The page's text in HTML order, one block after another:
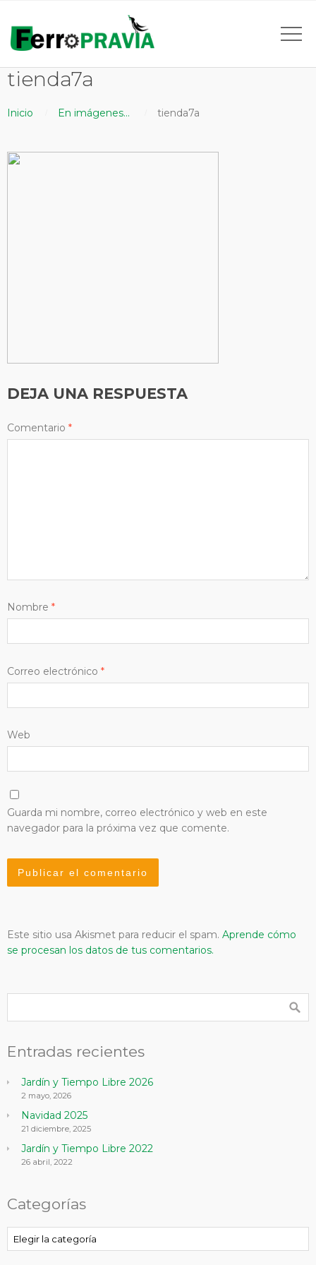
tienda7a
Inicio En imágenes… tienda7a
DEJA UNA RESPUESTA
Comentario *
Nombre *
Correo electrónico *
Web
Guarda mi nombre, correo electrónico y web en este
navegador para la próxima vez que comente.
Este sitio usa Akismet para reducir el spam. Aprende cómo
se procesan los datos de tus comentarios.
Entradas recientes
Jardín y Tiempo Libre 2026
2 mayo, 2026
Navidad 2025
21 diciembre, 2025
Jardín y Tiempo Libre 2022
26 abril, 2022
Categorías
Categorías